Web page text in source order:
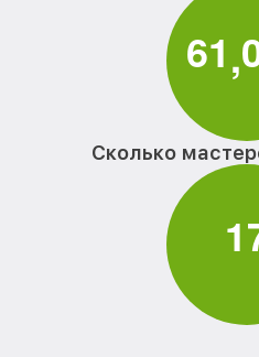
61,
Сколько
1